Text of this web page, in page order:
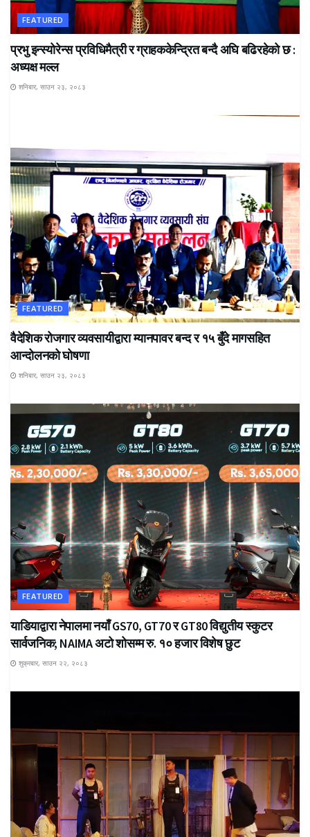
FEATURED
प्रभु इन्स्योरेन्स प्रविधिमैत्री र ग्राहककेन्द्रित बन्दै अघि बढिरहेको छ :
अध्यक्ष मल्ल
शनिबार, साउन २३, २०८३
FEATURED
वैदेशिक रोजगार व्यवसायीद्वारा म्यानपावर बन्द र १५ बुँदे मागसहित
आन्दोलनको घोषणा
शनिबार, साउन २३, २०८३
FEATURED
याडियाद्वारा नेपालमा नयाँ GS70, GT70 र GT80 विद्युतीय स्कुटर
सार्वजनिक; NAIMA अटो शोसम्म रु. १० हजार विशेष छुट
शुक्रबार, साउन २२, २०८३